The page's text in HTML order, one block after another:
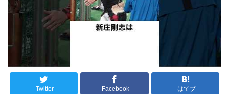
Twitter Facebook はてブ